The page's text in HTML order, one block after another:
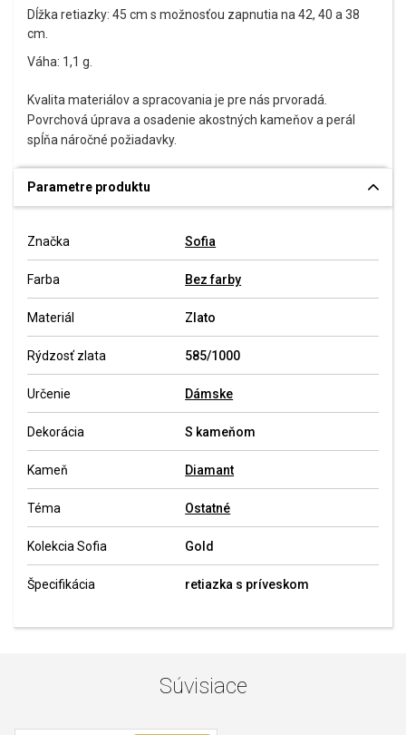
Dĺžka retiazky: 45 cm s možnosťou zapnutia na 42, 40 a 38
cm.
Váha: 1,1 g.
Kvalita materiálov a spracovania je pre nás prvoradá.
Povrchová úprava a osadenie akostných kameňov a perál
spĺňa náročné požiadavky.
Parametre produktu
Značka Sofia
Farba Bez farby
Materiál Zlato
Rýdzosť zlata 585/1000
Určenie Dámske
Dekorácia S kameňom
Kameň Diamant
Téma Ostatné
Kolekcia Sofia Gold
Špecifikácia retiazka s príveskom
Súvisiace